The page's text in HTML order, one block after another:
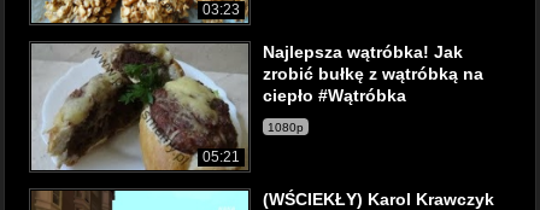
03:23
05:21
Najlepsza wątróbka! Jak
zrobić bułkę z wątróbką na
ciepło #Wątróbka
1080p
(WŚCIEKŁY) Karol Krawczyk